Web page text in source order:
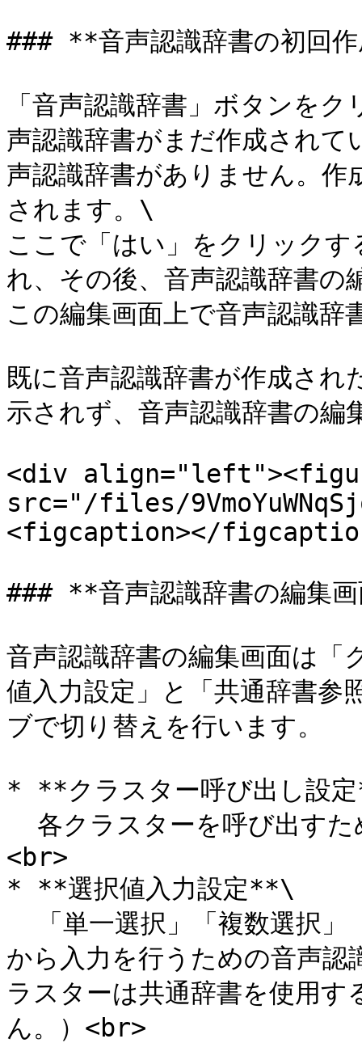
### **音声認識辞書の初回
「音声認識辞書」ボタンを
声認識辞書がまだ作成されて
声認識辞書がありません。作
されます。\
ここで「はい」をクリック
れ、その後、音声認識辞書
この編集画面上で音声認識辞
既に音声認識辞書が作成され
示されず、音声認識辞書の編
<div
src="/files/
<figcaption></
### **音声認識辞書の編集
音声認識辞書の編集画面は「
値入力設定」と「共通辞書参
ブで切り替えを行います。
* **クラスター呼び出し設
<br>
* **選択値入力設定**\
から入力を行うための音声
ラスターは共通辞書を使用
ん。）<br>